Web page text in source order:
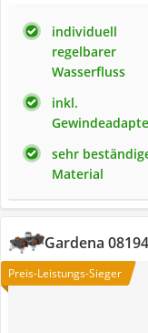
individuell
regelbarer
Wasserfluss
inkl.
sehr
Material
Gardena
Preis-Leistungs-Sieger